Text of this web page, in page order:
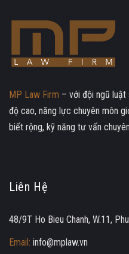
MP Law Firm – với đội ngũ luật
độ cao, năng lực chuyên môn
biết rộng, kỹ năng tư vấn
Liên Hệ
48/9T Ho Bieu Chanh, W.11,
Email: info@mplaw.vn